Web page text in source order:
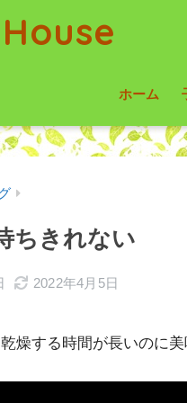
ホーム
ちきれない
2022年4月5日
燥する時間が長いのに